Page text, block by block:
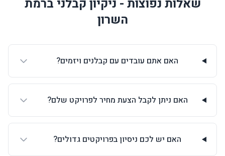
שאלות נפוצות - ניקיון קבלני ברמת
השרון
האם אתם עובדים עם קבלנים ויזמים?
האם ניתן לקבל הצעת מחיר לפרויקט שלם?
האם יש לכם ניסיון בפרויקטים גדולים?